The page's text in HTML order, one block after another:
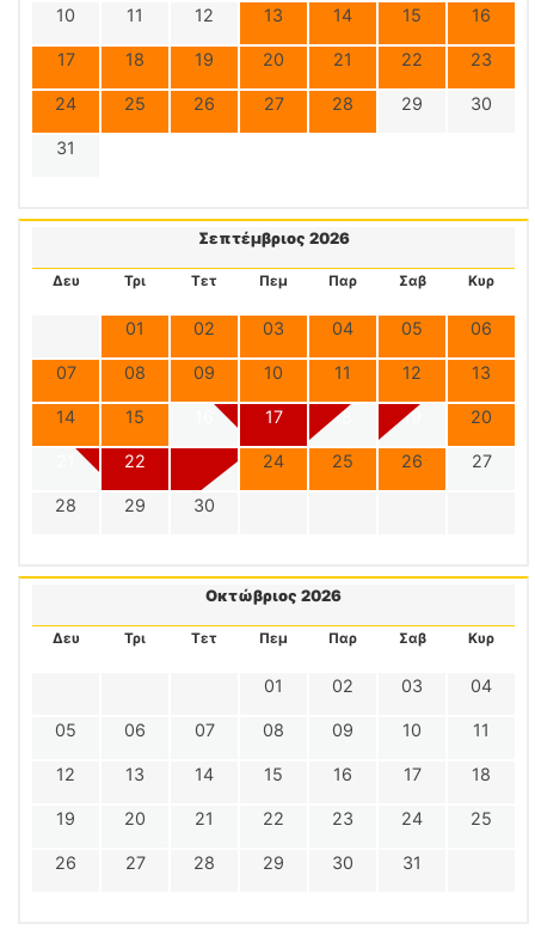
10 11 12 13 14 15 16
17 18 19 20 21 22 23
24 25 26 27 28 29 30
31
Σεπτέμβριος 2026
Δευ Τρι Τετ Πεμ Παρ Σαβ Κυρ
01 02 03 04 05 06
07 08 09 10 11 12 13
14 15 17 18 19 20
22 24 25 26 27
28 29 30
Οκτώβριος 2026
Δευ Τρι Τετ Πεμ Παρ Σαβ Κυρ
01 02 03 04
05 06 07 08 09 10 11
12 13 14 15 16 17 18
19 20 21 22 23 24 25
26 27 28 29 30 31